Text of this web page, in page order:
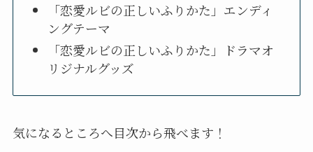
「恋愛ルビの正しいふりかた」エンディ
ングテーマ
「恋愛ルビの正しいふりかた」ドラマオ
リジナルグッズ
気になるところへ目次から飛べます！